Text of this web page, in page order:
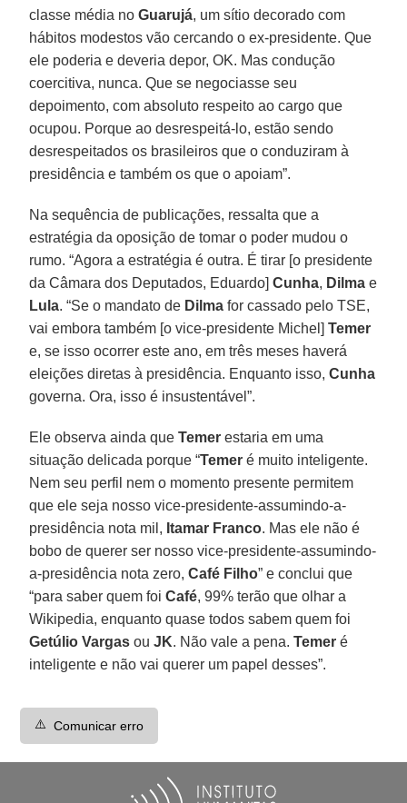
classe média noGuarujá, um sítio decorado com
hábitos modestos vão cercando o ex-presidente. Que
ele poderia e deveria depor, OK. Mas condução
coercitiva, nunca. Que se negociasse seu
depoimento, com absoluto respeito ao cargo que
ocupou. Porque ao desrespeitá-lo, estão sendo
desrespeitados os brasileiros que o conduziram à
presidência e também os que o apoiam”.
Na sequência de publicações, ressalta que a
estratégia da oposição de tomar o poder mudou o
rumo. “Agora a estratégia é outra. É tirar [o presidente
da Câmara dos Deputados, Eduardo]Cunha, Dilma e
Lula. “Se o mandato de Dilma for cassado pelo TSE,
vai embora também [o vice-presidente Michel]Temer
e, se isso ocorrer este ano, em três meses haverá
eleições diretas à presidência. Enquanto isso,Cunha
governa. Ora, isso é insustentável”.
Ele observa ainda queTemer estaria em uma
situação delicada porque “Temer é muito inteligente.
Nem seu perfil nem o momento presente permitem
que ele seja nosso vice-presidente-assumindo-a-
presidência nota mil, Itamar Franco. Mas ele não é
bobo de querer ser nosso vice-presidente-assumindo-
a-presidência nota zero,Café Filho” e conclui que
“para saber quem foiCafé, 99% terão que olhar a
Wikipedia, enquanto quase todos sabem quem foi
Getúlio Vargas ouJK. Não vale a pena.Temer é
inteligente e não vai querer um papel desses”.
⚠️ Comunicar erro